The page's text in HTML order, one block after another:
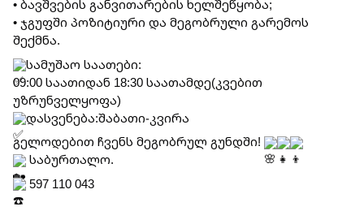
• ბავშვების განვითარების ხელშეწყობა;
• ჯგუფში პოზიტიური და მეგობრული გარემოს
შექმნა.
სამუშაო საათები:
09:00 საათიდან 18:30 საათამდე(კვებით
უზრუნველყოფა)
დასვენება:შაბათი-კვირა
გელოდებით ჩვენს მეგობრულ გუნდში!
საბურთალო.
597 110 043